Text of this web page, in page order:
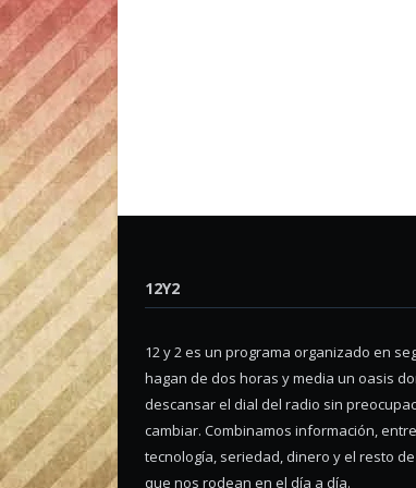
12Y2
12 y 2 es un programa organizado en
hagan de dos horas y media un oasis
descansar el dial del radio sin
cambiar. Combinamos información,
tecnología, seriedad, dinero y el resto
que nos rodean en el día a día.